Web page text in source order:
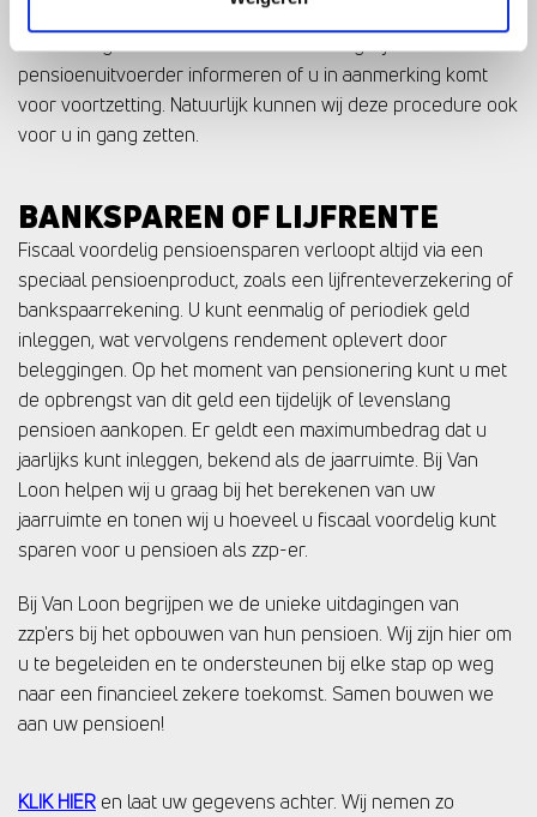
pensioenregeling ook dekking biedt bij overlijden of
arbeidsongeschiktheid. U kunt eenvoudig bij uw
pensioenuitvoerder informeren of u in aanmerking komt
voor voortzetting. Natuurlijk kunnen wij deze procedure ook
voor u in gang zetten.
BANKSPAREN OF LIJFRENTE
Fiscaal voordelig pensioensparen verloopt altijd via een
speciaal pensioenproduct, zoals een lijfrenteverzekering of
bankspaarrekening. U kunt eenmalig of periodiek geld
inleggen, wat vervolgens rendement oplevert door
beleggingen. Op het moment van pensionering kunt u met
de opbrengst van dit geld een tijdelijk of levenslang
pensioen aankopen. Er geldt een maximumbedrag dat u
jaarlijks kunt inleggen, bekend als de jaarruimte. Bij Van
Loon helpen wij u graag bij het berekenen van uw
jaarruimte en tonen wij u hoeveel u fiscaal voordelig kunt
sparen voor u pensioen als zzp-er.
Bij Van Loon begrijpen we de unieke uitdagingen van
zzp'ers bij het opbouwen van hun pensioen. Wij zijn hier om
u te begeleiden en te ondersteunen bij elke stap op weg
naar een financieel zekere toekomst. Samen bouwen we
aan uw pensioen!
KLIK HIER en laat uw gegevens achter. Wij nemen zo